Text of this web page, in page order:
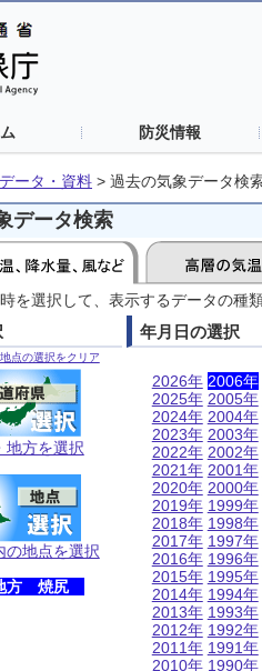
防災情報
ータ・資料 > 過去の気象データ検
データ検索
を選択して、表示するデータの種
地点の選択をクリア
地方を選択
の地点を選択
方 焼尻
年月日の選択
2026年
2025年
2024年
2023年
2022年
2021年
2020年
2019年
2018年
2017年
2016年
2015年
2014年
2013年
2012年
2011年
2010年
2006年
2005年
2004年
2003年
2002年
2001年
2000年
1999年
1998年
1997年
1996年
1995年
1994年
1993年
1992年
1991年
1990年